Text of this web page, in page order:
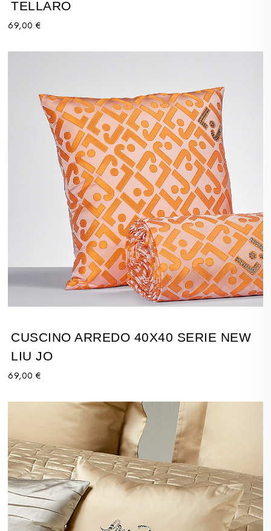
TELLARO
69,00 €
CUSCINO ARREDO 40X40 SERIE NEW
LIU JO
69,00 €